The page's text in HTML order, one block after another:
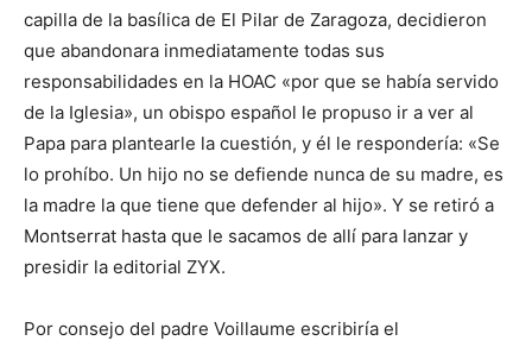
capilla de la basílica de El Pilar de Zaragoza, decidieron
que abandonara inmediatamente todas sus
responsabilidades en la HOAC «por que se había servido
de la Iglesia», un obispo español le propuso ir a ver al
Papa para plantearle la cuestión, y él le respondería: «Se
lo prohíbo. Un hijo no se defiende nunca de su madre, es
la madre la que tiene que defender al hijo». Y se retiró a
Montserrat hasta que le sacamos de allí para lanzar y
presidir la editorial ZYX.
Por consejo del padre Voillaume escribiría el